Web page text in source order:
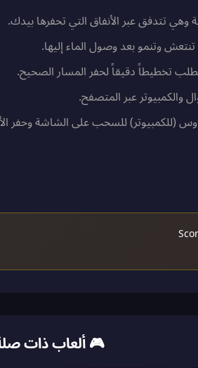
وهي تتدفق عبر الأنفاق التي تحفرها بيدك.
تنتعش وتنمو بعد وصول الماء إليها.
تخطيطاً دقيقاً لحفر المسار الصحيح.
والكمبيوتر عبر المتصفح.
(للكمبيوتر) للسحب على الشاشة وحفر
🎮 ألعاب ذات